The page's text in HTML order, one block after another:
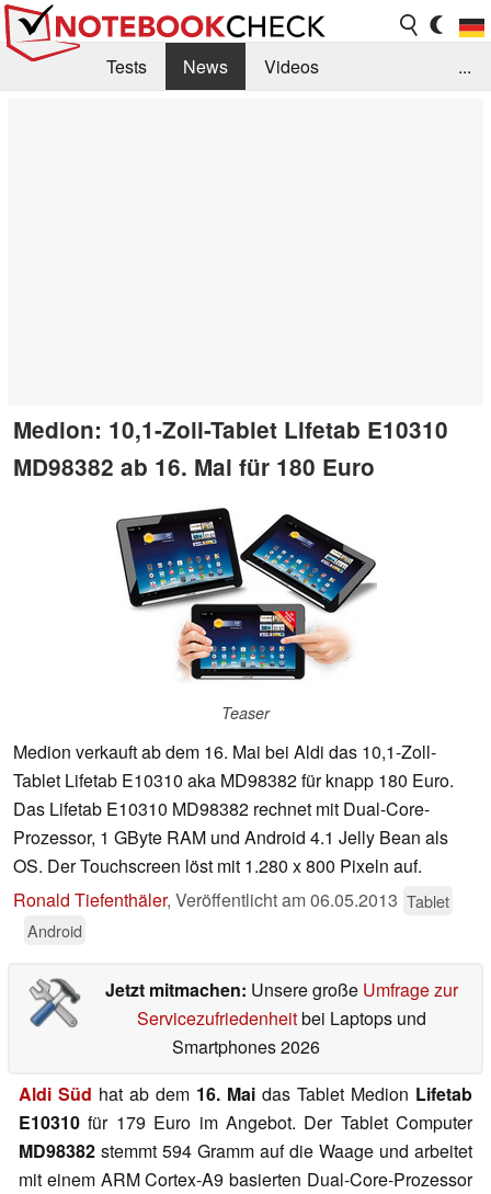
Tests News
Videos
...
Medion: 10,1-Zoll-Tablet Lifetab E10310
MD98382 ab 16. Mai für 180 Euro
Teaser
Medion verkauft ab dem 16. Mai bei Aldi das 10,1-Zoll-
Tablet Lifetab E10310 aka MD98382 für knapp 180 Euro.
Das Lifetab E10310 MD98382 rechnet mit Dual-Core-
Prozessor, 1 GByte RAM und Android 4.1 Jelly Bean als
OS. Der Touchscreen löst mit 1.280 x 800 Pixeln auf.
Ronald Tiefenthäler, Veröffentlicht am06.05.2013 Tablet
Android
Jetzt mitmachen: Unsere große Umfrage zur
Servicezufriedenheitbei Laptops und
Smartphones 2026
Aldi Süd hat ab dem 16. Mai das Tablet Medion Lifetab
E10310 für 179 Euro im Angebot. Der Tablet Computer
MD98382 stemmt 594 Gramm auf die Waage und arbeitet
mit einem ARM Cortex-A9 basierten Dual-Core-Prozessor